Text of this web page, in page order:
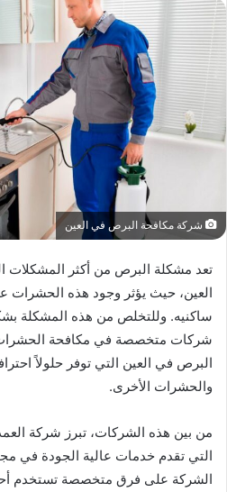
شركة مكافحة البرص في العين
تعد مشكلة البرص من أكثر المشكلات
العين، حيث يؤثر وجود هذه الحشرات
ساكنيه. وللتخلص من هذه المشكلة
شركات متخصصة في مكافحة
البرص في العين التي توفر حلولاً
والحشرات الأخرى.
من بين هذه الشركات، تبرز شركة
التي تقدم خدمات عالية الجودة في
الشركة على فرق متخصصة تستخدم